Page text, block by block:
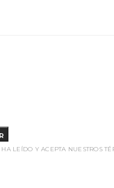
LEÍDO Y ACEPTA NUESTROS